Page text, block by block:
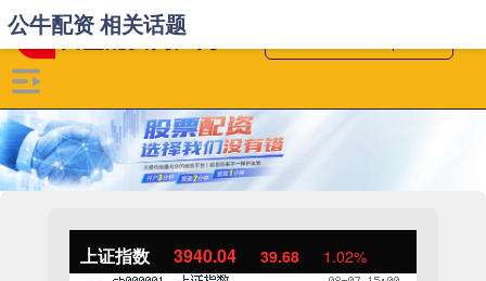
上证指数 3940.04 39.68 1.02%
公牛配资 相关话题